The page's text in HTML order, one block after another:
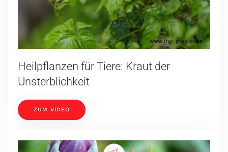
Heilpflanzen für Tiere: Kraut der
Unsterblichkeit
ZUM VIDEO